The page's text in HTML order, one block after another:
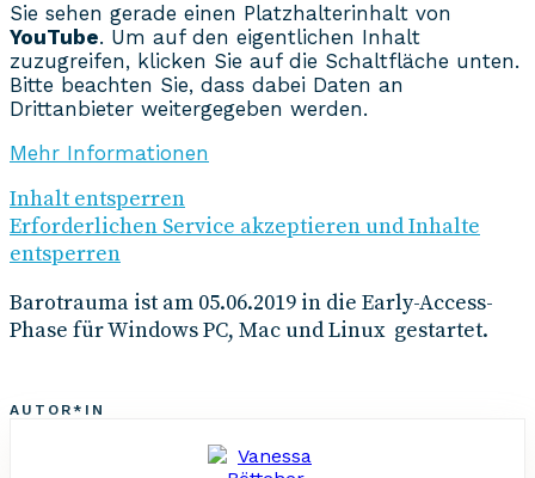
Sie sehen gerade einen Platzhalterinhalt von
YouTube. Um auf den eigentlichen Inhalt
zuzugreifen, klicken Sie auf die Schaltfläche unten.
Bitte beachten Sie, dass dabei Daten an
Drittanbieter weitergegeben werden.
Mehr Informationen
Inhalt entsperren
Erforderlichen Service akzeptieren und Inhalte
entsperren
Barotrauma ist am 05.06.2019 in die Early-Access-
Phase für Windows PC, Mac und Linux gestartet.
AUTOR*IN